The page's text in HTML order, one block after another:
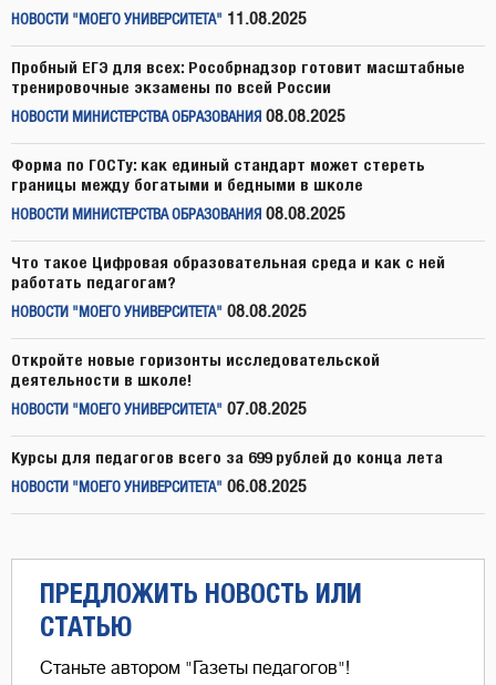
НОВОСТИ "МОЕГО УНИВЕРСИТЕТА" 11.08.2025
Пробный ЕГЭ для всех: Рособрнадзор готовит масштабные
тренировочные экзамены по всей России
НОВОСТИ МИНИСТЕРСТВА ОБРАЗОВАНИЯ 08.08.2025
Форма по ГОСТу: как единый стандарт может стереть
границы между богатыми и бедными в школе
НОВОСТИ МИНИСТЕРСТВА ОБРАЗОВАНИЯ 08.08.2025
Что такое Цифровая образовательная среда и как с ней
работать педагогам?
НОВОСТИ "МОЕГО УНИВЕРСИТЕТА" 08.08.2025
Откройте новые горизонты исследовательской
деятельности в школе!
НОВОСТИ "МОЕГО УНИВЕРСИТЕТА" 07.08.2025
Курсы для педагогов всего за 699 рублей до конца лета
НОВОСТИ "МОЕГО УНИВЕРСИТЕТА" 06.08.2025
ПРЕДЛОЖИТЬ НОВОСТЬ ИЛИ
СТАТЬЮ
Станьте автором "Газеты педагогов"!